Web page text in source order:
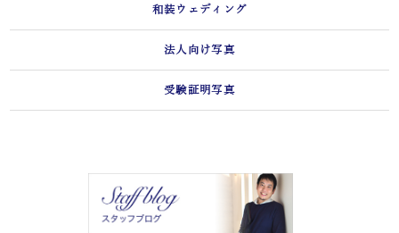
和装ウェディング
法人向け写真
受験証明写真